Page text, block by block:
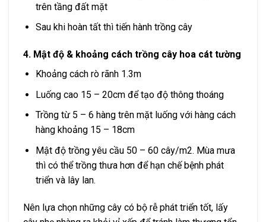
trên tầng đất mặt
Sau khi hoàn tất thì tiến hành trồng cây
4. Mật độ & khoảng cách trồng cây hoa cát tường
Khoảng cách rò rãnh 1.3m
Luống cao 15 – 20cm để tạo độ thông thoáng
Trồng từ 5 – 6 hàng trên mặt luống với hàng cách
hàng khoảng 15 – 18cm
Mật độ trồng yêu cầu 50 – 60 cây/m2. Mùa mưa
thì có thể trồng thưa hơn để hạn chế bệnh phát
triển và lây lan.
Nên lựa chọn những cây có bộ rễ phát triển tốt, lấy